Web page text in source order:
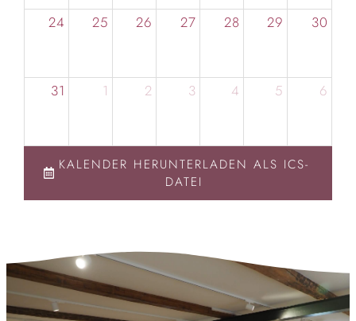
24 25 26 27 28 29 30
31 1 2 3 4 5 6
KALENDER HERUNTERLADEN ALS ICS-
DATEI